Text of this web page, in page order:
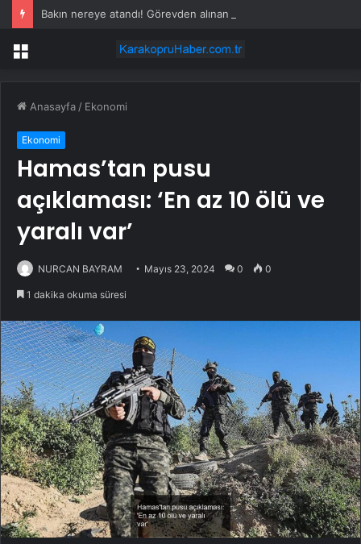
Menü
Anasayfa / Ekonomi
Ekonomi
Hamas’tan pusu
açıklaması: ‘En az 10 ölü ve
yaralı var’
NURCAN BAYRAM Mayıs 23, 2024 0 0
1 dakika okuma süresi